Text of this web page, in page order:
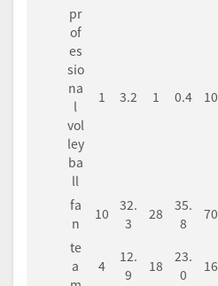
pr
of
es
sio
na
l
vol
ley
ba
ll
1 3.2 1 0.4 10
fa
n
10
32.
3
28
35.
8
70
te
a
4
12.
9
18
23.
0
16